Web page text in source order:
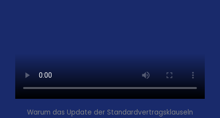
Warum das Update der Standardvertragsklauseln